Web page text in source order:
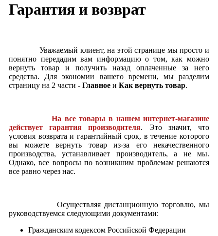
Гарантия и возврат
Уважаемый клиент, на этой странице мы просто и
понятно передадим вам информацию о том, как можно
вернуть товар и получить назад оплаченные за него
средства. Для экономии вашего времени, мы разделим
страницу на 2 части - Главное и Как вернуть товар.
На все товары в нашем интернет-магазине
действует гарантия производителя. Это значит, что
условия возврата и гарантийный срок, в течение которого
вы можете вернуть товар из-за его некачественного
производства, устанавливает производитель, а не мы.
Однако, все вопросы по возникшим проблемам решаются
все равно через нас.
Осуществляя дистанционную торговлю, мы
руководствуемся следующими документами:
Гражданским кодексом Российской Федерации